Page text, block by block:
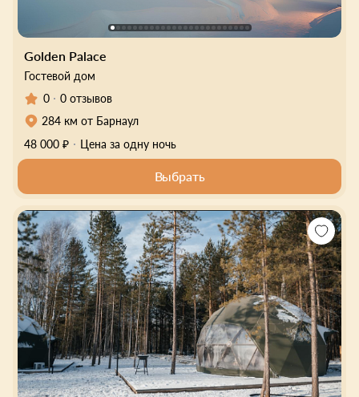
Golden Palace
Гостевой дом
0
0 отзывов
284 км от Барнаул
48 000 ₽
Цена за одну ночь
Выбрать